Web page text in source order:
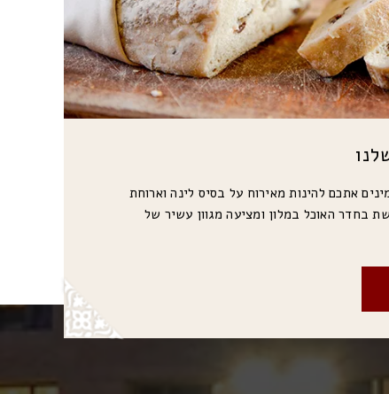
אתכם להינות מאירוח על בסיס לינה וארוחת
בחדר האוכל במלון ומציעה מגוון עשיר של